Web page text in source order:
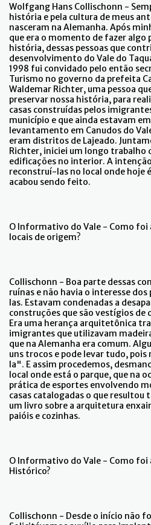
Wolfgang Hans Collischonn -
história e pela cultura de meus
nasceram na Alemanha. Após
que era o momento de fazer algo
história, dessas pessoas que
desenvolvimento do Vale do
1998 fui convidado pelo então
Turismo no governo da prefeita
Waldemar Richter, uma pessoa
preservar nossa história, para
casas construídas pelos
município e que ainda estavam
levantamento em Canudos do
eram distritos de Lajeado.
Richter, iniciei um longo trabalho
edificações no interior. A
reconstruí-las no local onde hoje
acabou sendo feito.
O Informativo do Vale - Como foi
locais de origem?
Collischonn - Boa parte dessas
ruínas e não havia o interesse
las. Estavam condenadas a
construções que são vestígios de
Era uma herança arquitetônica
imigrantes que utilizavam
que na Alemanha era comum.
uns trocos e pode levar tudo,
la". E assim procedemos,
local onde está o parque, que na
prática de esportes envolvendo
casas catalogadas o que resultou
um livro sobre a arquitetura
paióis e cozinhas.
O Informativo do Vale - Como foi
Histórico?
Collischonn - Desde o início não